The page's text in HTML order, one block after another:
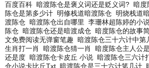
百度百科 暗渡陈仓是褒义词还是贬义词? 暗度
陈仓是第多少计 明修栈道暗渡陈仓 明烧栈道
渡陈仓 暗渡陈仓出自哪里 李珊林超陈婷的小
陈仓 暗渡陈仓还是暗渡成仓 暗度陈仓的故事
文免费阅读无弹窗笔趣 暗渡陈仓三十六计中第
生肖打一肖
暗渡陈仓猜一肖 暗度陈仓主人公
还是度 暗渡陈仓卡皮丘 小说 暗渡陈仓三六计
仓小说卡比丘Txt 暗渡陈仓是三十六计笫几计